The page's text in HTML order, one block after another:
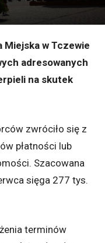
Miejska w Tczewie
adresowanych
na skutek
zwróciło się z
płatności lub
Szacowana
sięga 277 tys.
terminów